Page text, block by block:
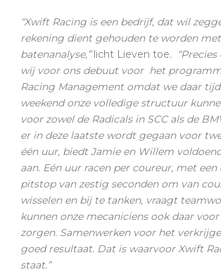
“Xwift Racing is een bedrijf, dat wil
rekening dient gehouden te worden
batenanalyse,”licht Lieven toe.
wij voor ons debuut voor het
Racing Management omdat we daar
weekend onze volledige structuur
voor zowel de Radicals in SCC als de
er in deze laatste wordt gegaan voor
één uur, biedt Jamie en Willem
aan. Eén uur racen per coureur, met een
pitstop van zestig seconden om van
wisselen en bij te tanken, vraagt
kunnen onze mecaniciens ook daar
zorgen. Samenwerken voor het
goed resultaat. Dat is waarvoor Xwift
staat.”